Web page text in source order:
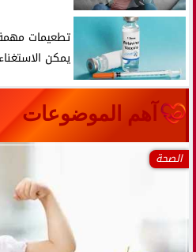
تطعيمات
يمكن
آهم الموضوعات
الصحة